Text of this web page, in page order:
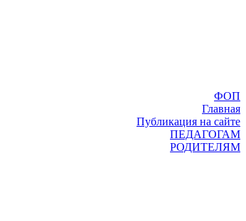
ФОП
Главная
Публикация на сайте
ПЕДАГОГАМ
РОДИТЕЛЯМ